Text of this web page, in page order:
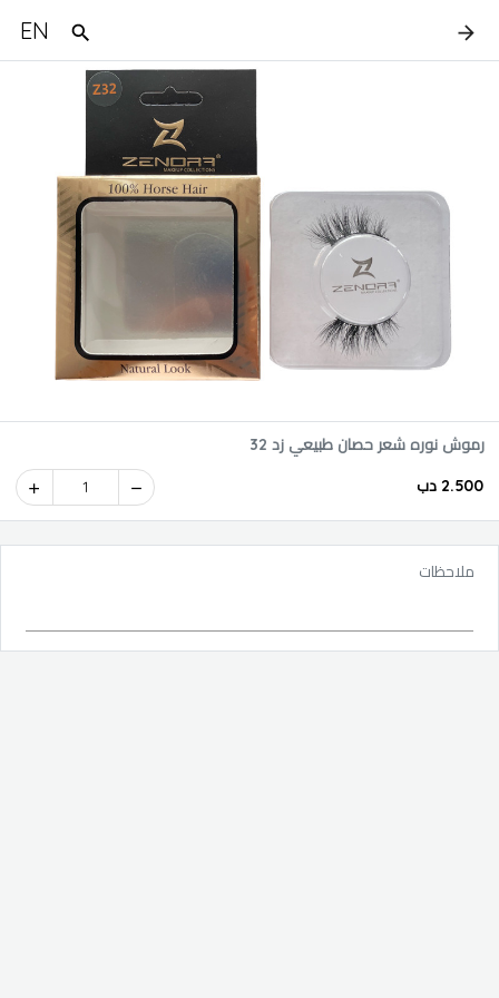
EN
رموش نوره شعر حصان طبيعي زد 32
2.500 دب 1
ملاحظات